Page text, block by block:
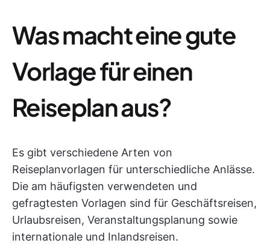
Was macht eine gute
Vorlage für einen
Reiseplan aus?
Es gibt verschiedene Arten von
Reiseplanvorlagen für unterschiedliche Anlässe.
Die am häufigsten verwendeten und
gefragtesten Vorlagen sind für Geschäftsreisen,
Urlaubsreisen, Veranstaltungsplanung sowie
internationale und Inlandsreisen.